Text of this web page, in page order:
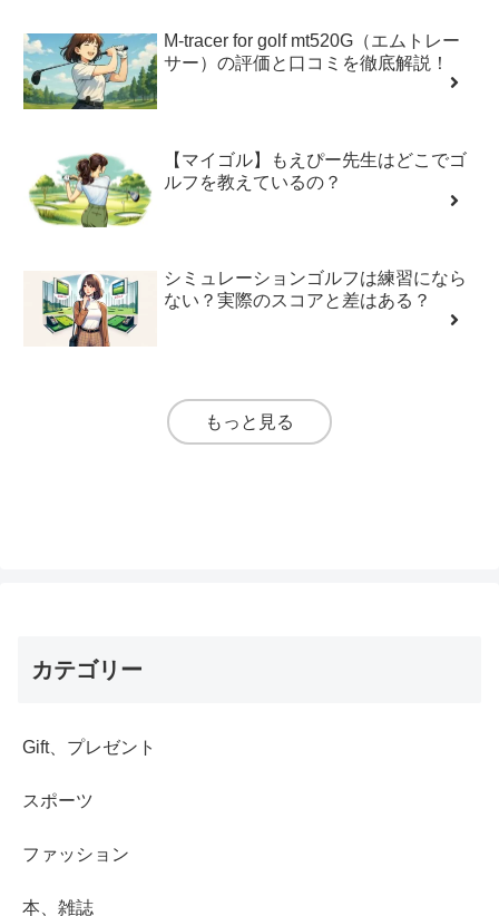
M-tracer for golf mt520G（エムトレー
サー）の評価と口コミを徹底解説！
【マイゴル】もえぴー先生はどこでゴ
ルフを教えているの？
シミュレーションゴルフは練習になら
ない？実際のスコアと差はある？
もっと見る
カテゴリー
Gift、プレゼント
スポーツ
ファッション
本、雑誌